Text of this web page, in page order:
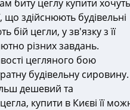
биту цеглу купити
що здійснюють будівельні
бій цегли, у зв'язку з її
різних завдань.
цегляного бою
будівельну сировину.
дешевий та
купити в Києві її